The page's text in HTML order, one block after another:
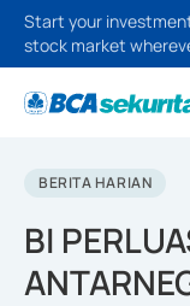
Start your
stock market
BERITA HARIAN
BI